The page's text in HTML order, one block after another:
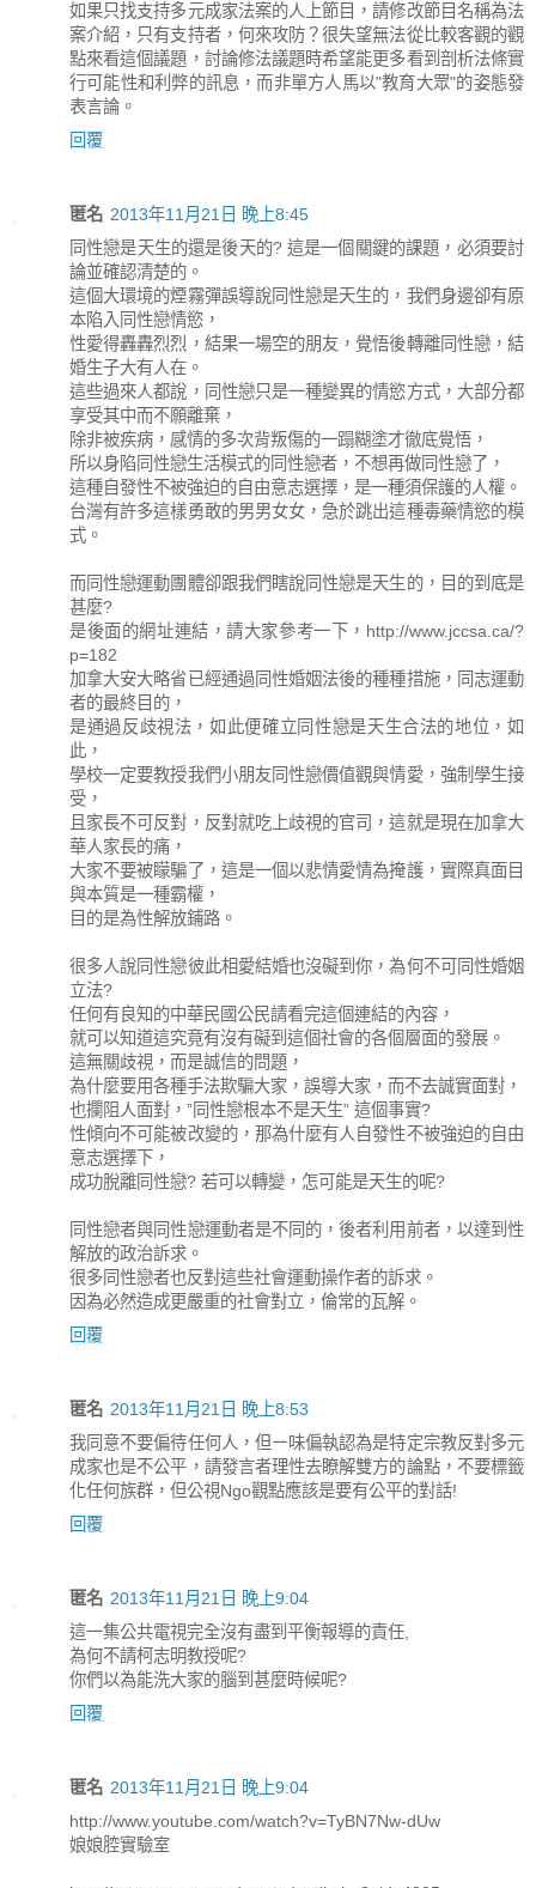
如果只找支持多元成家法案的人上節目，請修改節目名稱為法
案介紹，只有支持者，何來攻防？很失望無法從比較客觀的觀
點來看這個議題，討論修法議題時希望能更多看到剖析法條實
行可能性和利弊的訊息，而非單方人馬以"教育大眾"的姿態發
表言論。
回覆
匿名 2013年11月21日 晚上8:45
同性戀是天生的還是後天的? 這是一個關鍵的課題，必須要討
論並確認清楚的。
這個大環境的煙霧彈誤導說同性戀是天生的，我們身邊卻有原
本陷入同性戀情慾，
性愛得轟轟烈烈，結果一場空的朋友，覺悟後轉離同性戀，結
婚生子大有人在。
這些過來人都說，同性戀只是一種變異的情慾方式，大部分都
享受其中而不願離棄，
除非被疾病，感情的多次背叛傷的一蹋糊塗才徹底覺悟，
所以身陷同性戀生活模式的同性戀者，不想再做同性戀了，
這種自發性不被強迫的自由意志選擇，是一種須保護的人權。
台灣有許多這樣勇敢的男男女女，急於跳出這種毒藥情慾的模
式。
而同性戀運動團體卻跟我們瞎說同性戀是天生的，目的到底是
甚麼?
是後面的網址連結，請大家參考一下，http://www.jccsa.ca/?
p=182
加拿大安大略省已經通過同性婚姻法後的種種措施，同志運動
者的最終目的，
是通過反歧視法，如此便確立同性戀是天生合法的地位，如
此，
學校一定要教授我們小朋友同性戀價值觀與情愛，強制學生接
受，
且家長不可反對，反對就吃上歧視的官司，這就是現在加拿大
華人家長的痛，
大家不要被矇騙了，這是一個以悲情愛情為掩護，實際真面目
與本質是一種霸權，
目的是為性解放鋪路。
很多人說同性戀彼此相愛結婚也沒礙到你，為何不可同性婚姻
立法?
任何有良知的中華民國公民請看完這個連結的內容，
就可以知道這究竟有沒有礙到這個社會的各個層面的發展。
這無關歧視，而是誠信的問題，
為什麼要用各種手法欺騙大家，誤導大家，而不去誠實面對，
也攔阻人面對，”同性戀根本不是天生” 這個事實?
性傾向不可能被改變的，那為什麼有人自發性不被強迫的自由
意志選擇下，
成功脫離同性戀? 若可以轉變，怎可能是天生的呢?
同性戀者與同性戀運動者是不同的，後者利用前者，以達到性
解放的政治訴求。
很多同性戀者也反對這些社會運動操作者的訴求。
因為必然造成更嚴重的社會對立，倫常的瓦解。
回覆
匿名 2013年11月21日 晚上8:53
我同意不要偏待任何人，但ㄧ味偏執認為是特定宗教反對多元
成家也是不公平，請發言者理性去瞭解雙方的論點，不要標籤
化任何族群，但公視Ngo觀點應該是要有公平的對話!
回覆
匿名 2013年11月21日 晚上9:04
這一集公共電視完全沒有盡到平衡報導的責任,
為何不請柯志明教授呢?
你們以為能洗大家的腦到甚麼時候呢?
回覆
匿名 2013年11月21日 晚上9:04
http://www.youtube.com/watch?v=TyBN7Nw-dUw
娘娘腔實驗室